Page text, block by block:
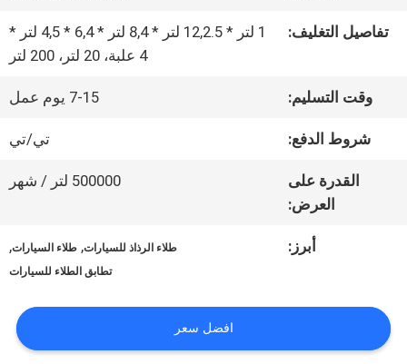
الجودة
اقتباس
تفاصيل التغليف:
1 لتر * 12,2.5 لتر * 8,4 لتر * 6,4 * 4,5 لتر *
4 علبة، 20 لتر، 200 لتر
وقت التسليم: 7-15 يوم عمل
شروط الدفع: تي/تي
القدرة على
العرض:
500000 لتر / شهر
أبرز: طلاء الرذاذ للسيارات, طلاء السيارات,
تطابق الطلاء للسيارات
افضل سعر